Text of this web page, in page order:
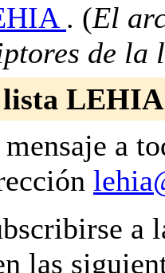
. (El
de la
lista LEHIA
a
a
las